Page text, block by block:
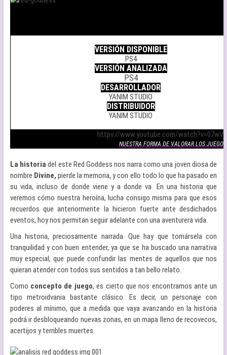
VERSIÓN DISPONIBLE
PS4
VERSIÓN ANALIZADA
PS4
DESARROLLADOR
YANIM STUDIO
DISTRIBUIDOR
YANIM STUDIO
httpv://www.youtube.com/
NUESTRA FORMA DE VALORAR LOS JUEGOS
La historiadel este Red Goddess nos narra como una joven diosa de
nombre Divine, pierde la memoria, y con ello todo lo que ha pasado en
su vida, incluso de donde viene y a donde va. En una historia que
veremos cómo nuestra heroína, lucha consigo misma para que esos
recuerdos que anteriormente la hicieron fuerte ante desdichados
eventos, hoy nos permitan seguir adelante con una aventurera vida.
Una historia, preciosamente narrada. Que hay que tomársela con
tranquilidad y con buen entender, ya que se ha buscado una narrativa
muy especial, que puede confundir las mentes de aquellos que nos
quieran atender con todos sus sentidos a tan bello relato.
Como concepto de juego, es cierto que nos encontramos ante un
tipo metroidvania bastante clásico. Es decir, un personaje con
poderes al mínimo, que a medida que vaya avanzando en la historia
podrá ir desbloqueando nuevas zonas, en un mapa lleno de recovecos,
acertijos y terribles muertes.